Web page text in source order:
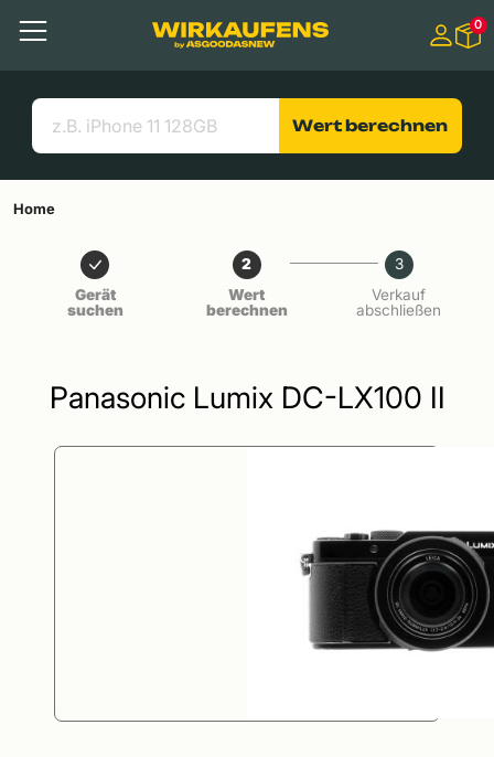
Menü
Suchen
Nützliche Links
0
Wert berechnen
Home
Gerät
suchen
2
Wert
berechnen
3
Verkauf
abschließen
Panasonic Lumix DC-LX100 II